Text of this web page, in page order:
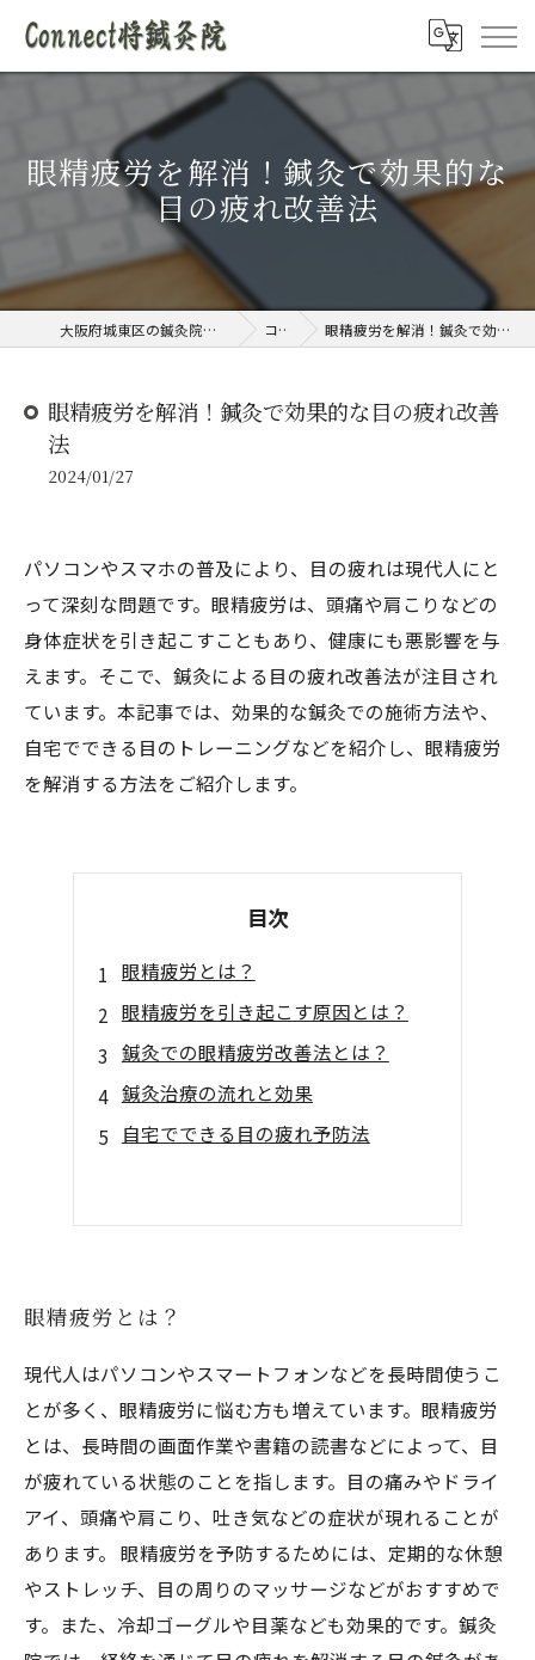
眼精疲労を解消！鍼灸で効果的な
目の疲れ改善法
大阪府城東区の鍼灸院ならConnect将鍼灸院 コラム 眼精疲労を解消！鍼灸で効果的な目の疲れ改善法
眼精疲労を解消！鍼灸で効果的な目の疲れ改善
法
2024/01/27
パソコンやスマホの普及により、目の疲れは現代人にと
って深刻な問題です。眼精疲労は、頭痛や肩こりなどの
身体症状を引き起こすこともあり、健康にも悪影響を与
えます。そこで、鍼灸による目の疲れ改善法が注目され
ています。本記事では、効果的な鍼灸での施術方法や、
自宅でできる目のトレーニングなどを紹介し、眼精疲労
を解消する方法をご紹介します。
目次
眼精疲労とは？
眼精疲労を引き起こす原因とは？
鍼灸での眼精疲労改善法とは？
鍼灸治療の流れと効果
自宅でできる目の疲れ予防法
眼精疲労とは？
現代人はパソコンやスマートフォンなどを長時間使うこ
とが多く、眼精疲労に悩む方も増えています。眼精疲労
とは、長時間の画面作業や書籍の読書などによって、目
が疲れている状態のことを指します。目の痛みやドライ
アイ、頭痛や肩こり、吐き気などの症状が現れることが
あります。 眼精疲労を予防するためには、定期的な休憩
やストレッチ、目の周りのマッサージなどがおすすめで
す。また、冷却ゴーグルや目薬なども効果的です。鍼灸